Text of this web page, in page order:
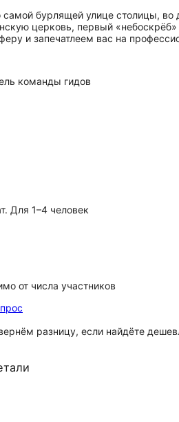
самой бурлящей улице столицы,
церковь, первый
и запечатлеем вас на
команды гидов
Для 1–4 человек
от числа участников
разницу, если найдёте